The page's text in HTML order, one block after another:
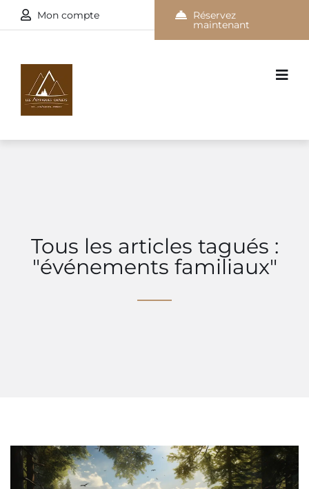
Mon compte Réservez
maintenant
Tous les articles tagués :
"événements familiaux"